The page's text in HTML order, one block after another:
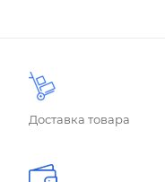
Доставка товара